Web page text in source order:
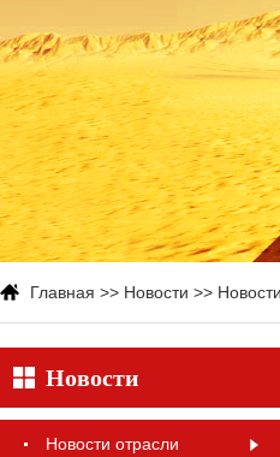
Главная >> Новости >>
Новости
Новости отрасли